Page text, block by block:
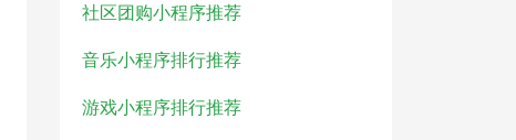
社区团购小程序推荐
音乐小程序排行推荐
游戏小程序排行推荐